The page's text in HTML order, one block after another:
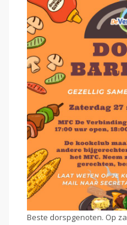
Beste dorspgenoten. Op